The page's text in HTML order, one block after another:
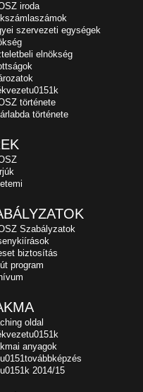
iroda
szervezeti egységek
elnökség
története
története
Szabályzatok
biztosítás
program
oldal
anyagok
2014/15